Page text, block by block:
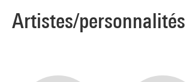
Artistes/personnalités